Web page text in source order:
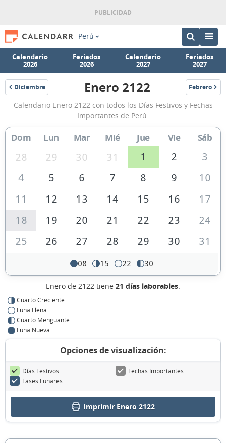
Perú
Calendario
2026
Feriados
2026
Calendario
2027
Feriados
2027
Diciembre
2121
Calendario
Enero
2122
de
Enero 2122 Febrero
2122
Calendario Enero 2122 con todos los Días Festivos y Fechas
Importantes de Perú.
Dom Lun Mar Mié Jue Vie Sáb
28 29 30 31 1 2
3
4
5 6 7 8 9
10
11
12 13 14 15 16
17
18
19 20 21 22 23
24
25
26 27 28 29 30 31
08 15 22 30
Enero de 2122 tiene 21 días laborables.
Cuarto Creciente
Luna Llena
Cuarto Menguante
Luna Nueva
Opciones de visualización:
Días Festivos
Fechas Importantes
Fases Lunares
Imprimir Enero 2122